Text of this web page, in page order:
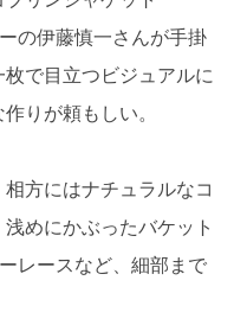
の伊藤慎一さんが手掛
で目立つビジュアルに
りが頼もしい。
方にはナチュラルなコ
めにかぶったバケット
レースなど、細部まで